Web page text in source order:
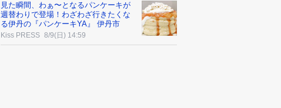
見た瞬間、わぁ〜となるパンケーキが
週替わりで登場！わざわざ行きたくな
る伊丹の『パンケーキYA』 伊丹市
Kiss PRESS 8/9(日) 14:59